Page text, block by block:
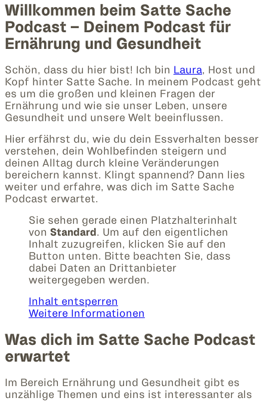
Willkommen beim Satte Sache
Podcast – Deinem Podcast für
Ernährung und Gesundheit
Schön, dass du hier bist! Ich bin Laura, Host und
Kopf hinter Satte Sache. In meinem Podcast geht
es um die großen und kleinen Fragen der
Ernährung und wie sie unser Leben, unsere
Gesundheit und unsere Welt beeinflussen.
Hier erfährst du, wie du dein Essverhalten besser
verstehen, dein Wohlbefinden steigern und
deinen Alltag durch kleine Veränderungen
bereichern kannst. Klingt spannend? Dann lies
weiter und erfahre, was dich im Satte Sache
Podcast erwartet.
Sie sehen gerade einen Platzhalterinhalt
von Standard . Um auf den eigentlichen
Inhalt zuzugreifen, klicken Sie auf den
Button unten. Bitte beachten Sie, dass
dabei Daten an Drittanbieter
weitergegeben werden.
Inhalt entsperren
Weitere Informationen
Was dich im Satte Sache Podcast
erwartet
Im Bereich Ernährung und Gesundheit gibt es
unzählige Themen und eins ist interessanter als